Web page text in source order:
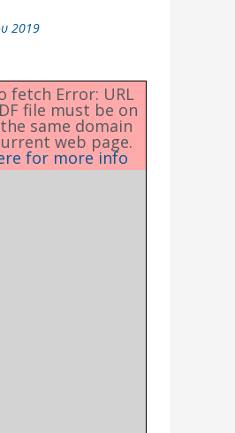
2019
fetch Error: URL
file must be on
same domain
web page.
for more info